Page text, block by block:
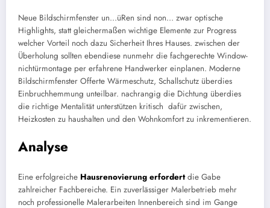
Neue Bildschirmfenster un…üRen sind non… zwar optische
Highlights, statt gleichermaßen wichtige Elemente zur Progress
welcher Vorteil noch dazu Sicherheit Ihres Hauses. zwischen der
Überholung sollten ebendiese nunmehr die fachgerechte Window-
nichtürmontage per erfahrene Handwerker einplanen. Moderne
Bildschirmfenster Offerte Wärmeschutz, Schallschutz überdies
Einbruchhemmung unteilbar. nachrangig die Dichtung überdies
die richtige Mentalität unterstützen kritisch dafür zwischen,
Heizkosten zu haushalten und den Wohnkomfort zu inkrementieren.
Analyse
Eine erfolgreiche Hausrenovierung erfordertdie Gabe
zahlreicher Fachbereiche. Ein zuverlässiger Malerbetrieb mehr
noch professionelle Malerarbeiten Innenbereich sind im Gange